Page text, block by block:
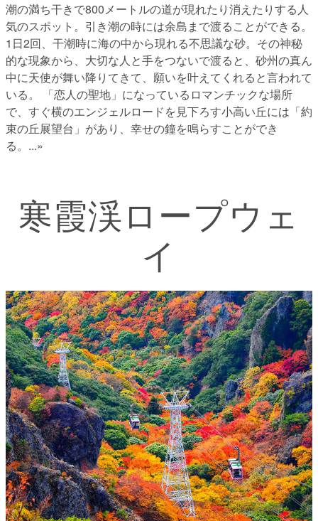
潮の満ち干きで800メートルの道が現れたり消えたりする人
気のスポット。引き潮の時には余島まで渡ることができる。
1日2回、干潮時に海の中から現れる不思議な砂。その神秘
的な現象から、大切な人と手をつないで渡ると、砂州の真ん
中に天使が舞い降りてきて、願いを叶えてくれると言われて
いる。 「恋人の聖地」になっているロマンチックな場所
で、すぐ横のエンジェルロードを見下ろす小高い丘には「約
束の丘展望台」があり、幸せの鐘を鳴らすことができ
る。 ...»
寒霞渓ロープウェ
イ